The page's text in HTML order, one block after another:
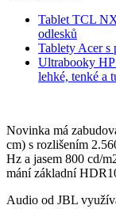
Tablet TCL
odlesků
Tablety Acer s
Ultrabooky
lehké, tenké a
Novinka má
cm) s rozlišením
Hz a jasem 800 cd/
mání základní
Audio od JBL